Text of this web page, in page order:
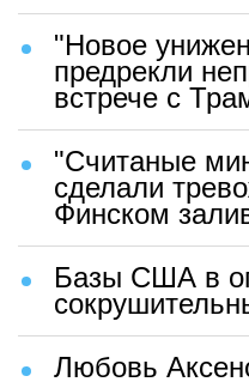
"Новое
предрекли
встрече с
"Считаные
сделали
Финском
Базы США в
Любовь